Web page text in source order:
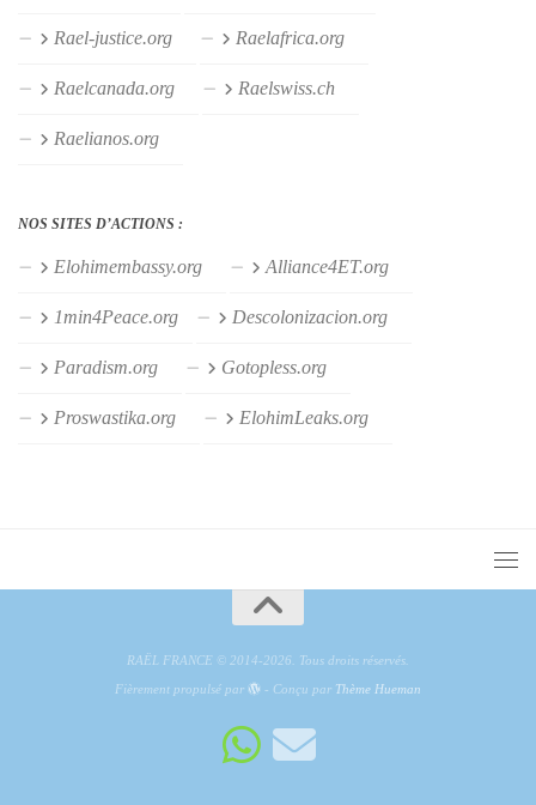
Rael-justice.org Raelafrica.org
Raelcanada.org Raelswiss.ch
Raelianos.org
NOS SITES D’ACTIONS :
Elohimembassy.org Alliance4ET.org
1min4Peace.org Descolonizacion.org
Paradism.org Gotopless.org
Proswastika.org ElohimLeaks.org
RAËL FRANCE © 2014-2026. Tous droits réservés.
Fièrement propulsé par
- Conçu par Thème Hueman